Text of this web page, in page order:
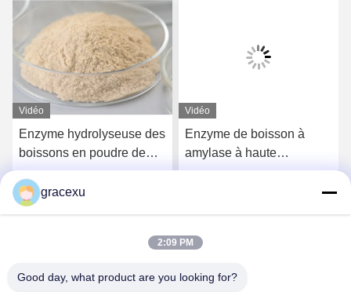
Vidéo
Enzyme hydrolyseuse des
boissons en poudre de
tannase Les tanins
améliorent la solubilité au
froid du jus
Vidéo
Enzyme de boisson à
amylase à haute
température utilisée dans
gracexu
2:09 PM
Good day, what product are you looking for?